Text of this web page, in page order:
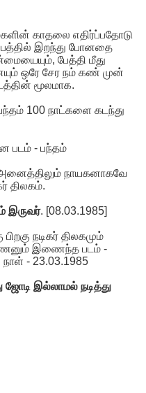
காதலை எதிர்ப்பதோடு
இறந்து போனதை
பேத்தி மீது
ஒரே சேர நம் கண் முன்
மூலமாக.
100 நாட்களை கடந்து
படம் - பந்தம்
நாயகனாகவே
திலகம்.
இருவர். [08.03.1985]
நடிகர் திலகமும்
இணைந்த படம் -
- 23.03.1985
இல்லாமல் நடித்து